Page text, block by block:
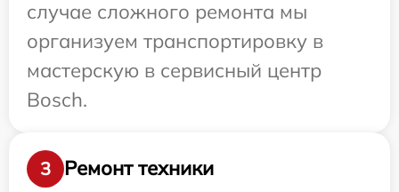
случае сложного ремонта мы
организуем транспортировку в
мастерскую в сервисный центр
Bosch.
3
Ремонт техники